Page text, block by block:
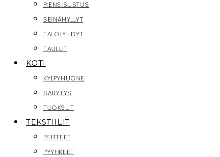
PIENSISUSTUS
SEINÄHYLLYT
TALOLYHDYT
TAULUT
KOTI
KYLPYHUONE
SÄILYTYS
TUOKSUT
TEKSTIILIT
PEITTEET
PYYHKEET